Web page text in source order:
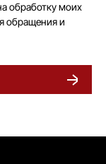
обработку моих
обращения и